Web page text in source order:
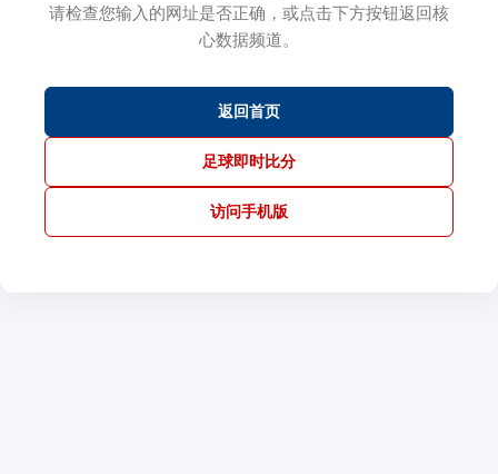
请检查您输入的网址是否正确，或点击下方按钮返回核
心数据频道。
返回首页
足球即时比分
访问手机版